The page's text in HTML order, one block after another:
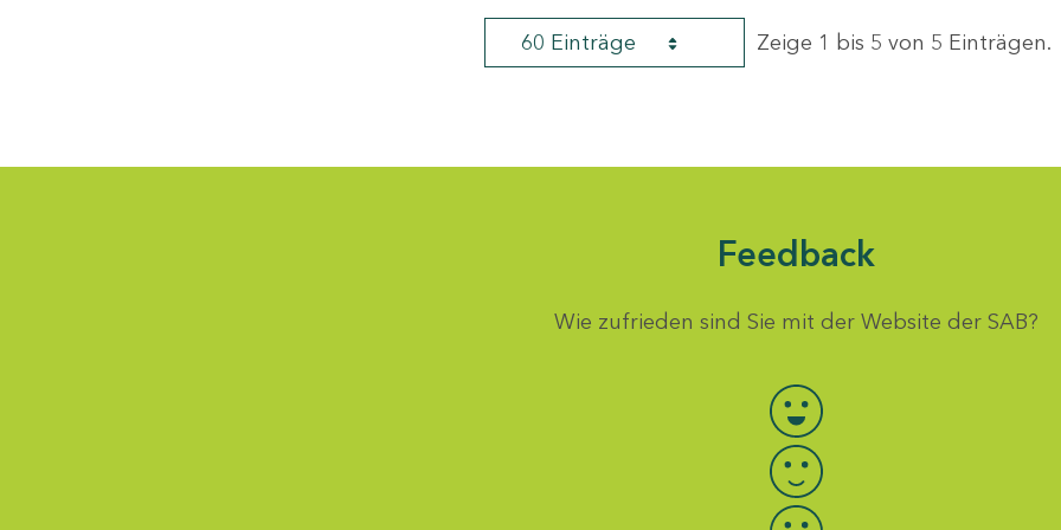
60 Einträge Zeige 1 bis 5 von 5 Einträgen.
Feedback
Wie zufrieden sind Sie mit der Website der SAB?
Bewertung auswählen